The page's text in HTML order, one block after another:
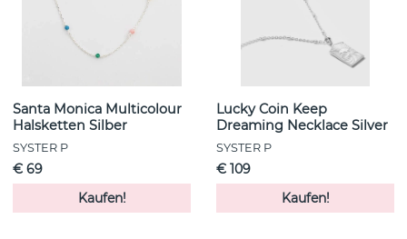
Santa Monica Multicolour
Halsketten Silber
SYSTER P
€ 69
Kaufen!
Lucky Coin Keep
Dreaming Necklace Silver
SYSTER P
€ 109
Kaufen!